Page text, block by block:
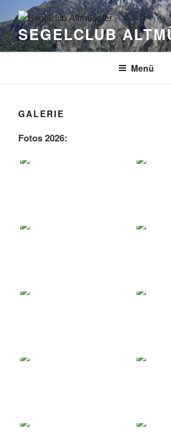
Inhalt
springenSEGELCLUB
Menü
GALERIE
Fotos 2026: